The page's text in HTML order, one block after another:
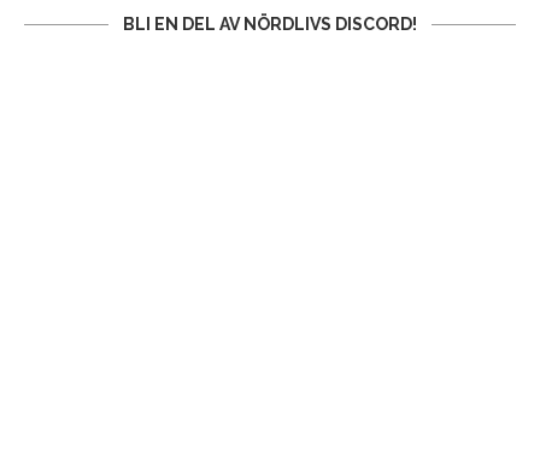
BLI EN DEL AV NÖRDLIVS DISCORD!